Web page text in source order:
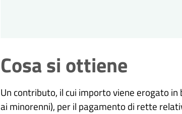
Cosa si ottiene
Un contributo, il cui importo viene erogato
ai minorenni), per il pagamento di rette